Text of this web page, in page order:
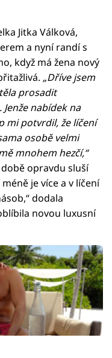
Jitka Válková,
a nyní randí s
když má žena nový
„Dříve jsem
prosadit
nabídek na
mi potvrdil, že líčení
osobě velmi
mnohem hezčí,“
opravdu sluší
je více a v líčení
dodala
novou luxusní